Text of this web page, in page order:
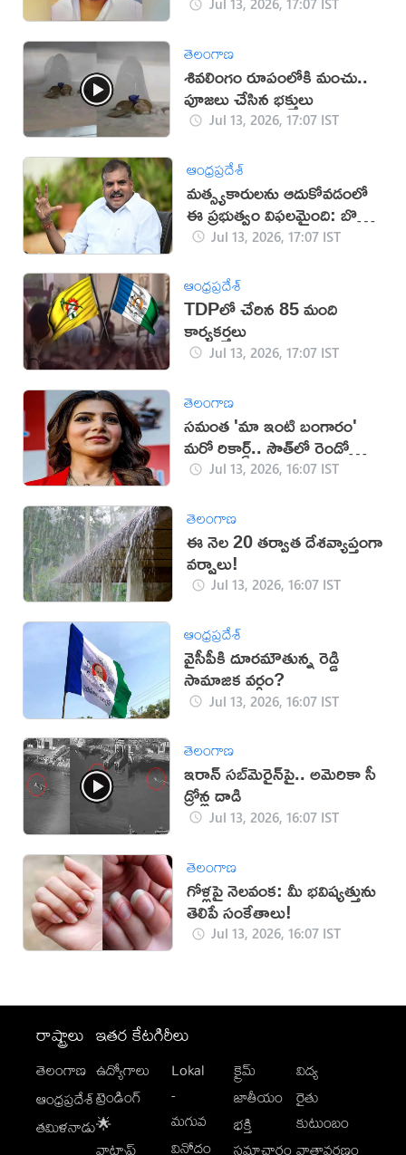
Jul 13, 2026, 17:07 IST
తెలంగాణ
శివలింగం రూపంలోకి మంచు..
పూజలు చేసిన భక్తులు
Jul 13, 2026, 17:07 IST
ఆంధ్రప్రదేశ్
మత్స్యకారులను ఆదుకోవడంలో
ఈ ప్రభుత్వం విఫలమైంది: బొత్స
సత్యనారాయణ
Jul 13, 2026, 17:07 IST
ఆంధ్రప్రదేశ్
TDPలో చేరిన 85 మంది
కార్యకర్తలు
Jul 13, 2026, 17:07 IST
తెలంగాణ
సమంత 'మా ఇంటి బంగారం'
మరో రికార్డ్.. సౌత్‌లో రెండో
స్థానం!Jul 13, 2026, 16:07 IST
తెలంగాణ
ఈ నెల 20 తర్వాత దేశవ్యాప్తంగా
వర్షాలు!
Jul 13, 2026, 16:07 IST
ఆంధ్రప్రదేశ్
వైసీపీకి దూరమౌతున్న రెడ్డి
సామాజిక వర్గం?
Jul 13, 2026, 16:07 IST
తెలంగాణ
ఇరాన్‌ సబ్‌మెరైన్‌పై.. అమెరికా సీ
డ్రోన్ల దాడి
Jul 13, 2026, 16:07 IST
తెలంగాణ
గోళ్లపై నెలవంక: మీ భవిష్యత్తును
తెలిపే సంకేతాలు!
Jul 13, 2026, 16:07 IST
రాష్ట్రాలు
తెలంగాణ
ఆంధ్రప్రదేశ్
తమిళనాడు
ఇతర కేటగిరీలు
ఉద్యోగాలు
ట్రెండింగ్
🌟
Lokal
-
మగువ
వినోదం
క్రైమ్
జాతీయం
భక్తి
విద్య
రైతు
కుటుంబం